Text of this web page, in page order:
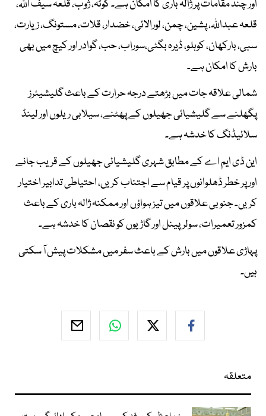
اور چند مقامات پر ژالہ باری کا امکان ہے۔ کوٹہ، ژوب، قلعہ سیف اللہ،
قلعہ عبداللہ، پشین، چمن، لورالائی، خضدار، قلات، مستونگ، زیارت،
سبی، بارکھان، کوہلو، ڈیرہ بگٹی،سوراب، حب، گوادر اور کیچ میں بھی
بارش کا امکان ہے۔
شمالی علاقہ جات میں بڑھتے درجہ حرارت کے باعث گلیشیئرز
پگھلنے سے گلیشیائی جھیلوں کے پھٹنے، سیلابی ریلوں اور لینڈ
سلائیڈنگ کا خدشہ ہے۔
این ڈی ایم اے کے مطابق شہری گلیشیائی جھیلوں کے قریب جانے
اور پر خطر ڈھلوانوں پر قیام سے اجتناب کریں، احتیاطی تدابیر اختیار
کریں۔ جنوبی علاقوں میں تیز ہواؤں اور ممکنہ ژالہ باری کے باعث
کمزور تعمیرات، سولرپینل اور گاڑیوں کو نقصان کا خدشہ ہے۔
پہاڑی علاقوں میں بارش کے باعث سفر میں مشکلات پیش آ سکتی
ہیں۔
متعلقہ